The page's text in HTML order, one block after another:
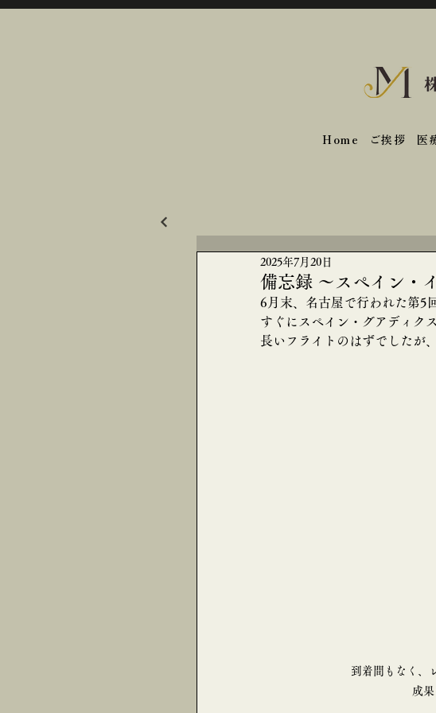
Home ご挨拶 医
備忘録 ～スペイン・
2025年7月20日
6月末、名古屋で行われた第5
すぐにスペイン・グアディク
長いフライトのはずでしたが
到着間もなく、
成